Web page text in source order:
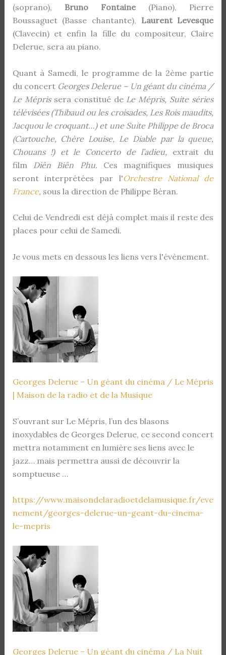
(soprano), Bruno Fontaine(Piano), Pierre
Boussaguet (Basse chantante), Laurent Levesque
(Clavecin) et enfin la fille du compositeur, Claire
Delerue, sera au piano.
Quant à Samedi, le programme de la 2ème partie
du concert Georges Delerue – Un géant du cinéma /
Le Mépris sera constitué de Le Mépris, Suite séries
télévisées (Thibaud ou les croisades, Les Rois maudits,
Jacquou le croquant…) et une Suite Philippe de Broca
(Cartouche, Chère Louise, Le Diable par la queue,
Chouans !) et le Concerto de l’adieu, extrait du
film
Diên Biên Phu. Ces magnifiques musiques
seront interprétées par l'Orchestre National de
France, sous la direction de Philippe Béran.
Celui de Vendredi est déjà complet mais il reste des
places pour celui de Samedi.
Je vous mets en dessous les liens vers l'évènement.
Georges Delerue – Un géant du cinéma / Le Mépris
| Maison de la radio et de la Musique
S’ouvrant sur Le Mépris, l’un des blasons
inoxydables de Georges Delerue, ce second concert
mettra notamment en lumière ses liens avec le
jazz… mais permettra aussi de découvrir la
somptueuse …
https://www.maisondelaradioetdelamusique.fr/eve
nement/georges-delerue-un-geant-du-cinema-
le-mepris
Georges Delerue – Un géant du cinéma / La Nuit